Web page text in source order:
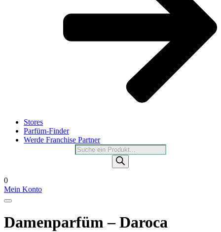
Stores
Parfüm-Finder
Werde Franchise Partner
Products
search
0
Mein Konto
Damenparfüm – Daroca